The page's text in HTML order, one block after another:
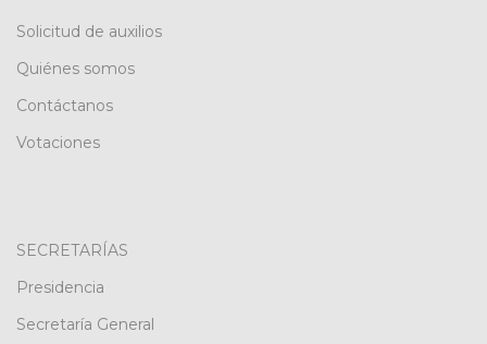
Solicitud de auxilios
Quiénes somos
Contáctanos
Votaciones
SECRETARÍAS
Presidencia
Secretaría General